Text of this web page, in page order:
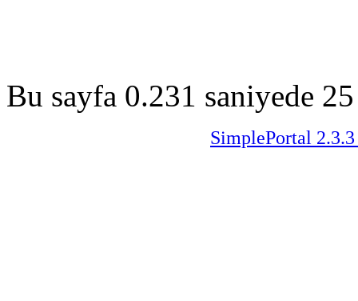
Bu sayfa 0.231 saniyede
SimplePortal